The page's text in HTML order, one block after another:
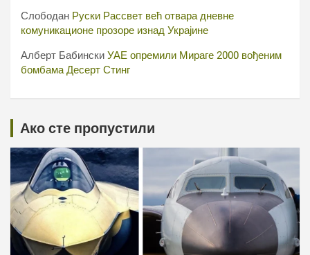
Слободан Руски Рассвет већ отвара дневне
комуникационе прозоре изнад Украјине
Алберт Бабински УАЕ опремили Мираге 2000 вођеним
бомбама Десерт Стинг
Ако сте пропустили